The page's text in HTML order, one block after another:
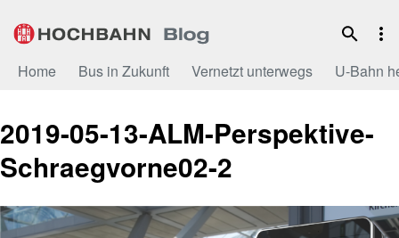
Inhalt
Home Bus in Zukunft Vernetzt unterwegs U-Bahn
2019-05-13-ALM-Perspektive-
Schraegvorne02-2